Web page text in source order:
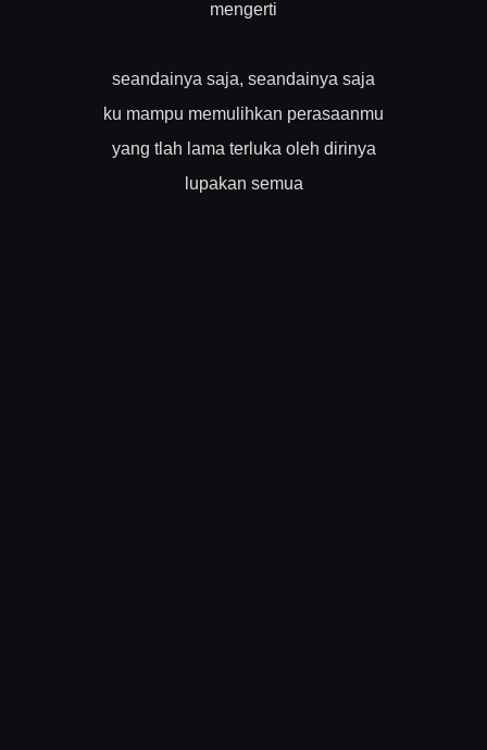
mengerti
seandainya saja, seandainya saja
ku mampu memulihkan perasaanmu
yang tlah lama terluka oleh dirinya
lupakan semua